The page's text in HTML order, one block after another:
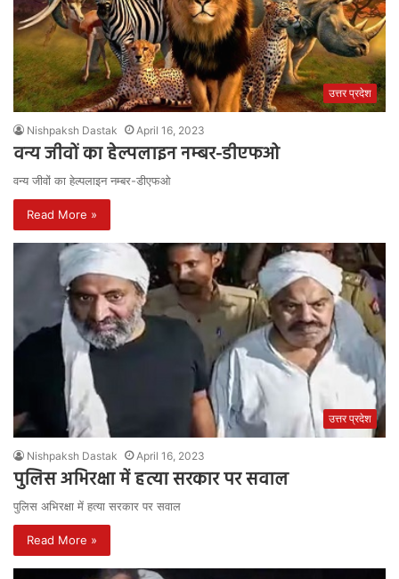
उत्तर प्रदेश
Nishpaksh Dastak April 16, 2023
वन्य जीवों का हेल्पलाइन नम्बर-डीएफओ
वन्य जीवों का हेल्पलाइन नम्बर-डीएफओ
Read More »
उत्तर प्रदेश
Nishpaksh Dastak April 16, 2023
पुलिस अभिरक्षा में हत्या सरकार पर सवाल
पुलिस अभिरक्षा में हत्या सरकार पर सवाल
Read More »